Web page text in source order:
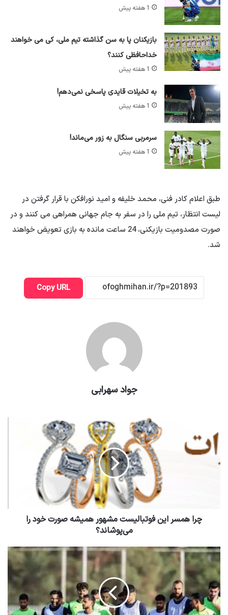
1 هفته پیش
بازیکنان پا به سن گذاشته تیم ملی، کی می خواهند
خداحافظی کنند؟
1 هفته پیش
به تخیلات قایدی پاسخی نمی‌دهم!
1 هفته پیش
سرمربی سنگال به زور می‌ماند!
1 هفته پیش
طبق اعلام کادر فنی، محمد خلیفه و امید نورافکن با قرار گرفتن در
لیست انتظار، تیم ملی را در سفر به جام جهانی همراهی می کنند و در
صورت مصدومیت بازیکنی، 24 ساعت مانده به بازی تعویض خواهند
شد.
Copy URL
جواد سهرابی
چرا همسر این فوتبالیست مشهور همیشه صورت خود را
می‌پوشاند؟